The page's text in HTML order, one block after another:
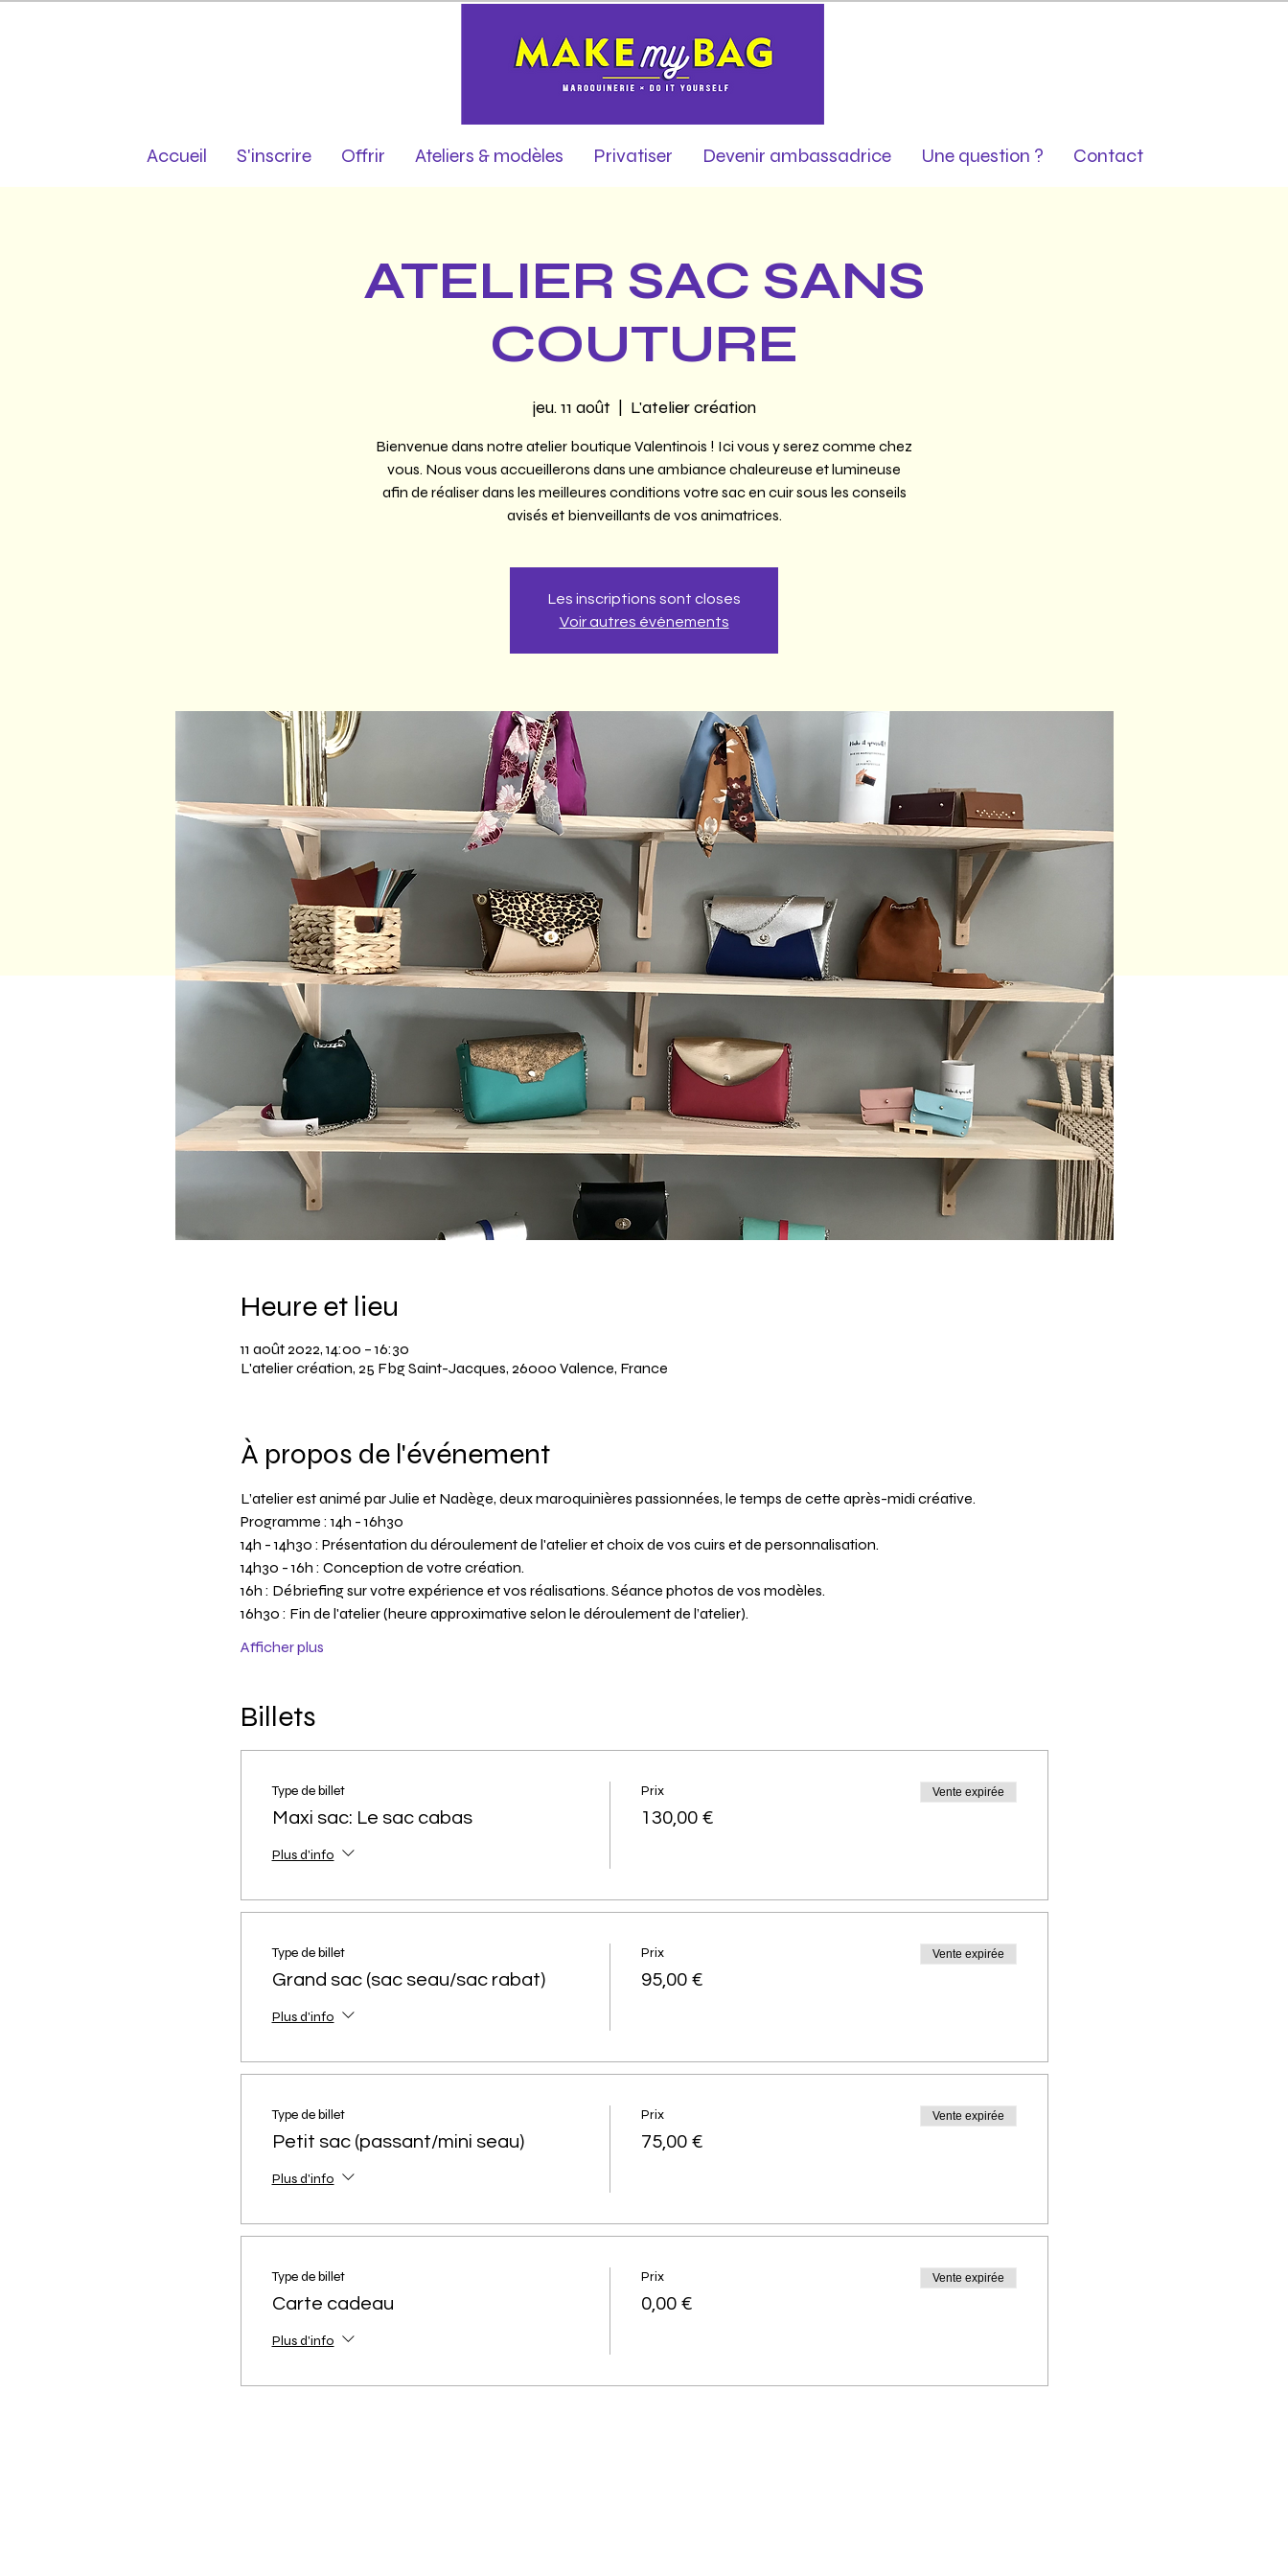
Accueil S'inscrire Offrir Ateliers & modèles Privatiser Devenir ambassadrice Une question ? Contact
ATELIER SAC SANS
COUTURE
jeu. 11 août L'atelier création
Bienvenue dans notre atelier boutique Valentinois ! Ici vous y serez comme chez
vous. Nous vous accueillerons dans une ambiance chaleureuse et lumineuse
afin de réaliser dans les meilleures conditions votre sac en cuir sous les conseils
avisés et bienveillants de vos animatrices.
Les inscriptions sont closes
Voir autres événements
Heure et lieu
11 août 2022, 14:00 – 16:30
L'atelier création, 25 Fbg Saint-Jacques, 26000 Valence, France
À propos de l'événement
L’atelier est animé par Julie et Nadège, deux maroquinières passionnées, le temps de cette après-midi créative.
Programme : 14h - 16h30
14h - 14h30 : Présentation du déroulement de l'atelier et choix de vos cuirs et de personnalisation.
14h30 - 16h : Conception de votre création.
16h : Débriefing sur votre expérience et vos réalisations. Séance photos de vos modèles.
16h30 : Fin de l'atelier (heure approximative selon le déroulement de l’atelier).
Afficher plus
Billets
Type de billet
Maxi sac: Le sac cabas
Plus d'info
Prix
130,00 €
Vente expirée
Type de billet
Grand sac (sac seau/sac rabat)
Plus d'info
Prix
95,00 €
Vente expirée
Type de billet
Petit sac (passant/mini seau)
Plus d'info
Prix
75,00 €
Vente expirée
Type de billet
Carte cadeau
Plus d'info
Prix
0,00 €
Vente expirée